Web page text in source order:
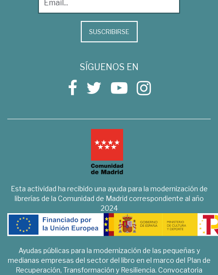
SUSCRIBIRSE
SÍGUENOS EN
Esta actividad ha recibido una ayuda para la modernización de
librerías de la Comunidad de Madrid correspondiente al año
2024
Ayudas públicas para la modernización de las pequeñas y
medianas empresas del sector del libro en el marco del Plan de
Recuperación, Transformación y Resiliencia. Convocatoria